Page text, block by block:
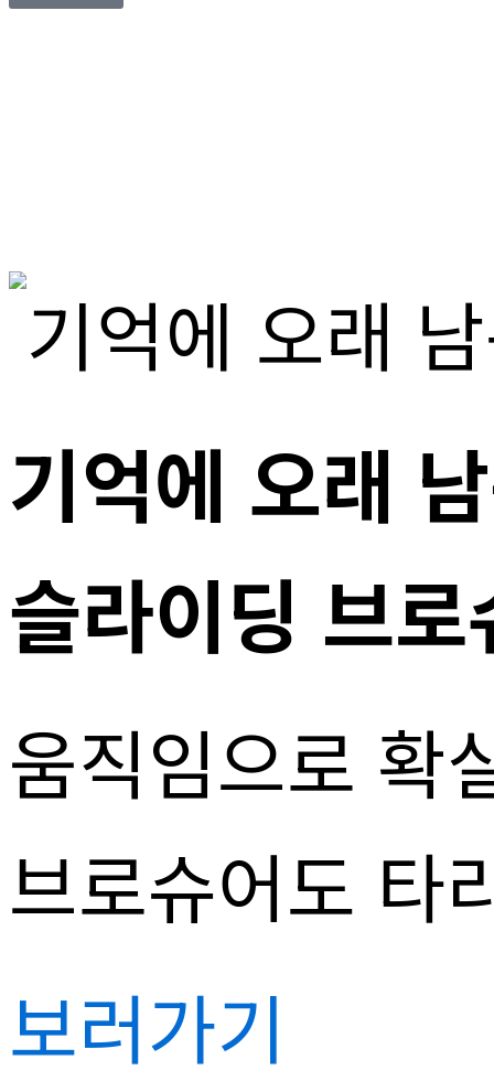
기억에 오래
슬라이딩 브로
움직임으로 확
브로슈어도 타
보러가기